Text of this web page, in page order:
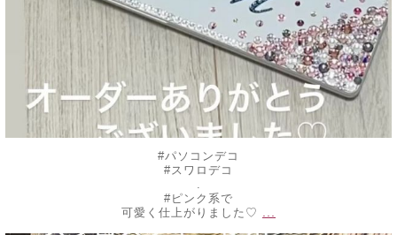
#パソコンデコ
#スワロデコ
.
#ピンク系で
可愛く仕上がりました♡ ...